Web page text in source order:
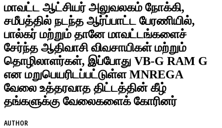
மாவட்ட ஆட்சியர் அலுவலகம் நோக்கி,
சமீபத்தில் நடந்த ஆர்ப்பாட்ட பேரணியில்,
பால்கர் மற்றும் தானே மாவட்டங்களைச்
சேர்ந்த ஆதிவாசி விவசாயிகள் மற்றும்
தொழிலாளர்கள், இப்போது VB-G RAM G
என மறுபெயரிடப்பட்டுள்ள MNREGA
வேலை உத்தரவாத திட்டத்தின் கீழ்
தங்களுக்கு வேலைகளைக் கோரினர்
AUTHOR